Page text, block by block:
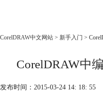
产品
老用户福利
CorelDRAW中文网站 > 新手入门 >
CorelDRAW中
发布时间：2015-03-24 14: 18: 55